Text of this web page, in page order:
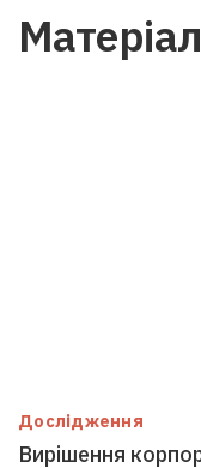
Дослідження
Вирішення